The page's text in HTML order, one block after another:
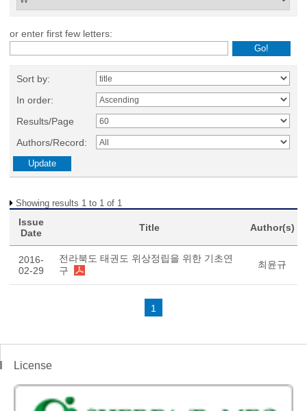
or enter first few letters:
Sort by:
In order:
Results/Page
Authors/Record:
Showing results 1 to 1 of 1
Issue
Date
Title Author(s)
2016-
02-29
전라북도 태권도 위상정립을 위한 기초연
구
최윤규
1
License